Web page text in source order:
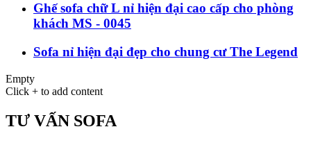
Ghế sofa chữ L nỉ hiện đại cao cấp cho phòng
khách MS - 0045
Sofa nỉ hiện đại đẹp cho chung cư The Legend
Empty
Click + to add content
TƯ VẤN SOFA